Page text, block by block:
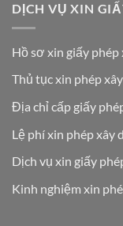
DỊCH VỤ XIN
Hồ sơ xin giấy phép
Thủ tục xin phép
Địa chỉ cấp giấy
Lệ phí xin phép xây
Dịch vụ xin giấy
Kinh nghiệm xin